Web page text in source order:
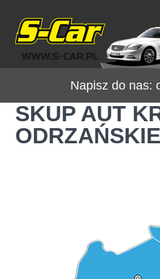
Napisz do nas:
SKUP AUT
ODRZAŃSKIE